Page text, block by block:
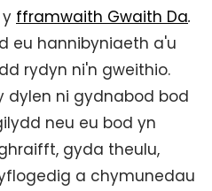
fframwaith Gwaith Da.
eu hannibyniaeth a'u
rydyn ni'n gweithio.
dylen ni gydnabod bod
neu eu bod yn
gyda theulu,
a chymunedau